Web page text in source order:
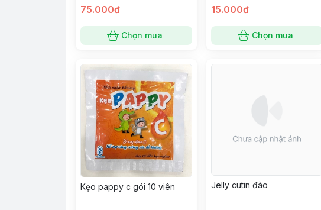
75.000đ
Chọn mua
15.000đ
Chọn mua
Kẹo pappy c gói 10 viên Jelly cutin đào